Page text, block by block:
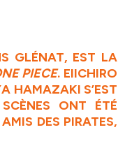
GLÉNAT, EST LA
PIECE. EIICHIRO
HAMAZAKI S’EST
ONT ÉTÉ
DES PIRATES,